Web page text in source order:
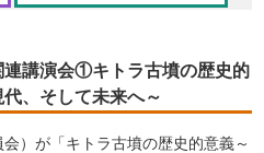
連講演会①キトラ古墳の歴史的
、そして未来へ～
）が「キトラ古墳の歴史的意義～